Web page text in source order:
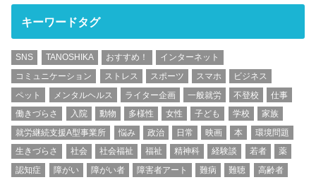
キーワードタグ
SNS TANOSHIKA おすすめ！
インターネット
コミュニケーション
ストレス スポーツ スマホ
ビジネス
ペット
メンタルヘルス ライター企画 一般就労 不登校
仕事
働きづらさ
入院 動物 多様性 女性 子ども 学校
家族
就労継続支援A型事業所
悩み 政治 日常 映画 本
環境問題
生きづらさ
社会 社会福祉 福祉 精神科 経験談 若者
薬
認知症
障がい 障がい者 障害者アート 難病 難聴 高齢者